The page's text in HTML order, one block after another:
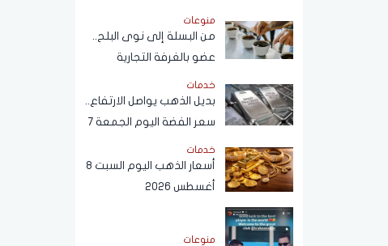
يخصك؟
منوعات
من البسلة إلى نوى البلح..
عضو بالغرفة التجارية
القهوة
خدمات
بديل الذهب يواصل الارتفاع..
سعر الفضة اليوم الجمعة 7
خدمات
أسعار الذهب اليوم السبت 8
أغسطس 2026
منوعات